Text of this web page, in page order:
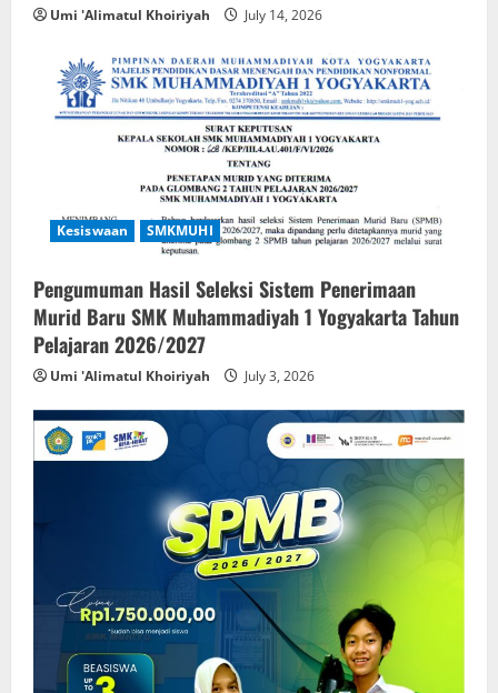
Umi 'Alimatul Khoiriyah July 14, 2026
Kesiswaan SMKMUHI
Pengumuman Hasil Seleksi Sistem Penerimaan
Murid Baru SMK Muhammadiyah 1 Yogyakarta Tahun
Pelajaran 2026/2027
Umi 'Alimatul Khoiriyah July 3, 2026